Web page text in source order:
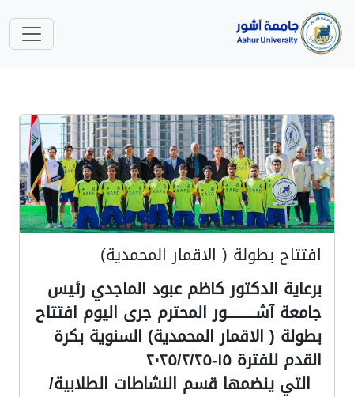
افتتاح بطولة ( الاقمار المحمدية)
برعاية الدكتور كاظم عبود الماجدي رئيس
جامعة آشــــــــــــور المحترم جرى اليوم افتتاح
بطولة ( الاقمار المحمدية) السنوية بكرة
القدم للفترة ١٥-٢٠٢٥/٢/٢٥
التي ينضمها قسم النشاطات الطلابية/